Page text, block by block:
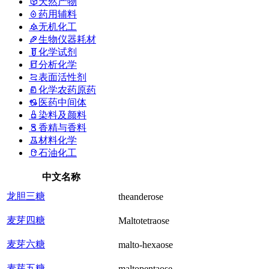
药用辅料
无机化工
生物仪器耗材
化学试剂
分析化学
表面活性剂
化学农药原药
医药中间体
染料及颜料
香精与香料
材料化学
石油化工
中文名称
龙胆三糖
theanderose
麦芽四糖 Maltotetraose
麦芽六糖 malto-hexaose